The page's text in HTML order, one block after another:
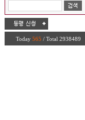
Today 565 / Total 2938489